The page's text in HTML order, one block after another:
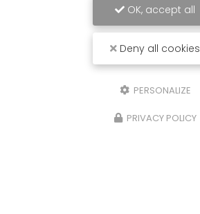
OK, accept all
Deny all cookies
PERSONALIZE
PRIVACY POLICY